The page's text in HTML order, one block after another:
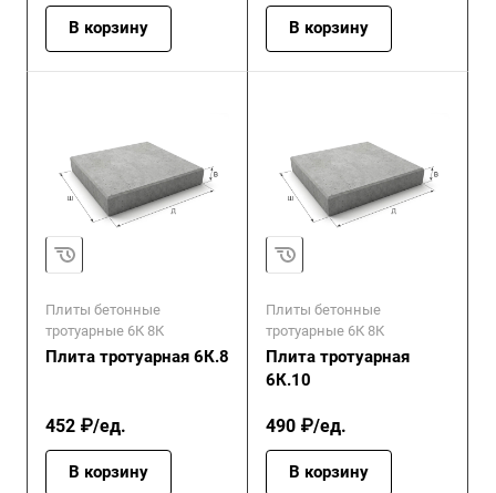
В корзину В корзину
Плиты бетонные
тротуарные 6К 8К
Плита тротуарная 6К.8
452 ₽/ед.
В корзину
Плиты бетонные
тротуарные 6К 8К
Плита тротуарная
6К.10
490 ₽/ед.
В корзину